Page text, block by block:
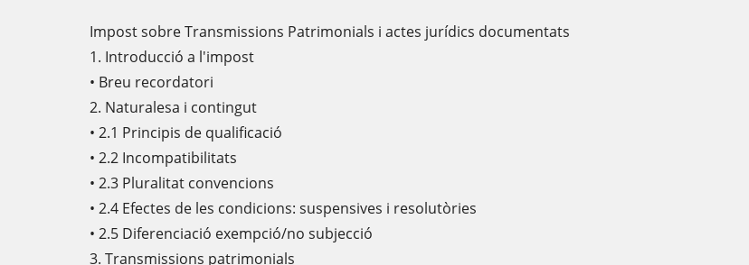
Impost sobre Transmissions Patrimonials i actes jurídics documentats
1. Introducció a l'impost
• Breu recordatori
2. Naturalesa i contingut
• 2.1 Principis de qualificació
• 2.2 Incompatibilitats
• 2.3 Pluralitat convencions
• 2.4 Efectes de les condicions: suspensives i resolutòries
• 2.5 Diferenciació exempció/no subjecció
3. Transmissions patrimonials